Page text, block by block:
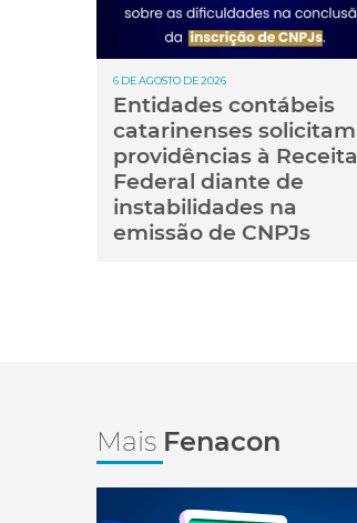
6 DE AGOSTO DE 2026
Entidades contábeis
catarinenses solicitam
providências à Receita
Federal diante de
instabilidades na
emissão de CNPJs
Mais Fenacon